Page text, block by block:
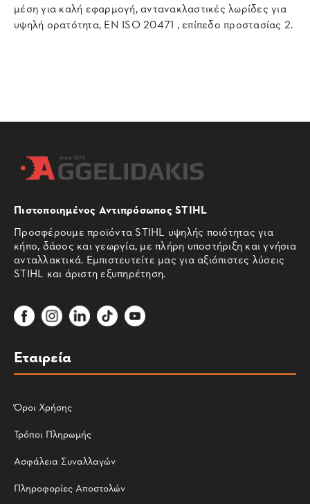
μέση για καλή εφαρμογή, αντανακλαστικές λωρίδες για
υψηλή ορατότητα, EN ISO 20471 , επίπεδο προστασίας 2.
Πιστοποιημένος Αντιπρόσωπος STIHL
Προσφέρουμε προϊόντα STIHL υψηλής ποιότητας για
κήπο, δάσος και γεωργία, με πλήρη υποστήριξη και γνήσια
ανταλλακτικά. Εμπιστευτείτε μας για αξιόπιστες λύσεις
STIHL και άριστη εξυπηρέτηση.
Εταιρεία
Όροι Χρήσης
Τρόποι Πληρωμής
Ασφάλεια Συναλλαγών
Πληροφορίες Αποστολών